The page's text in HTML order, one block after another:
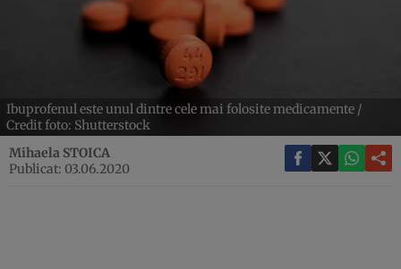
Ibuprofenul este unul dintre cele mai folosite medicamente /
Credit foto: Shutterstock
Mihaela STOICA
Publicat: 03.06.2020